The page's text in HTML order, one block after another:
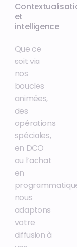
et
intelligence
Que ce
soit via
nos
boucles
animées,
des
opérations
spéciales,
en DCO
ou l’achat
en
nous
adaptons
votre
diffusion à